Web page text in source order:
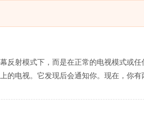
反射模式下，而是在正常的电视模式或任
的电视。它发现后会通知你。现在，你有